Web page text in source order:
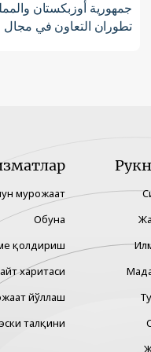
جمهورية أوزبكستان
تطوران التعاون في
мурожаат
Обуна
қолдириш
харитаси
йўллаш
талқини